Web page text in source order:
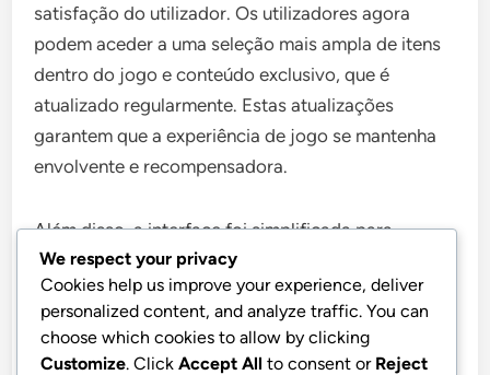
satisfação do utilizador. Os utilizadores agora
podem aceder a uma seleção mais ampla de itens
dentro do jogo e conteúdo exclusivo, que é
atualizado regularmente. Estas atualizações
garantem que a experiência de jogo se mantenha
envolvente e recompensadora.
Além disso, a interface foi simplificada para
facilitar a navegação, permitindo que os
utilizadores encontrem e reivindiquem rapidamente
as suas recompensas. Esta atualização reflete um
compromisso com um design amigável e acessível.
We respect your privacy
Cookies help us improve your experience, deliver
personalized content, and analyze traffic. You can
choose which cookies to allow by clicking
Customize. Click Accept All to consent or Reject